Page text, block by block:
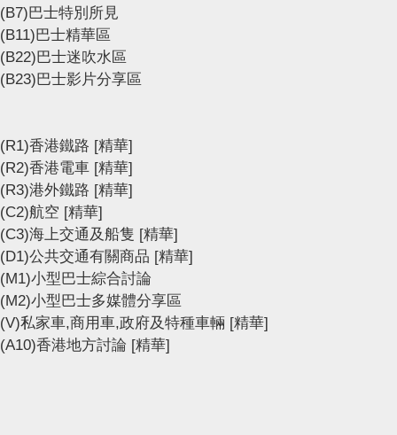
(B7)巴士特別所見
(B11)巴士精華區
(B22)巴士迷吹水區
(B23)巴士影片分享區
(R1)香港鐵路 [精華]
(R2)香港電車 [精華]
(R3)港外鐵路 [精華]
(C2)航空 [精華]
(C3)海上交通及船隻 [精華]
(D1)公共交通有關商品 [精華]
(M1)小型巴士綜合討論
(M2)小型巴士多媒體分享區
(V)私家車,商用車,政府及特種車輛 [精華]
(A10)香港地方討論 [精華]